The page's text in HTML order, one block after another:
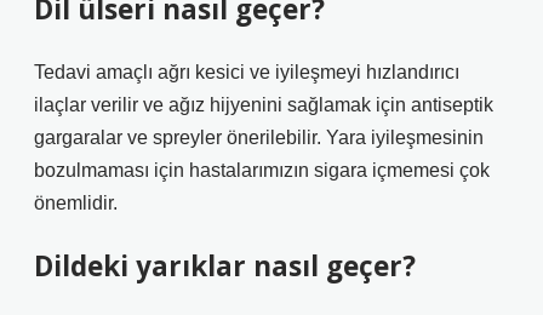
Dil ülseri nasıl geçer?
Tedavi amaçlı ağrı kesici ve iyileşmeyi hızlandırıcı
ilaçlar verilir ve ağız hijyenini sağlamak için antiseptik
gargaralar ve spreyler önerilebilir. Yara iyileşmesinin
bozulmaması için hastalarımızın sigara içmemesi çok
önemlidir.
Dildeki yarıklar nasıl geçer?